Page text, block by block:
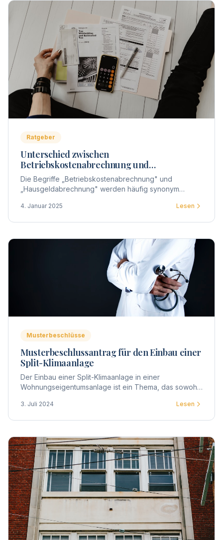
Ratgeber
Unterschied zwischen
Betriebskostenabrechnung und
Hausgeldabrechnung
Die Begriffe „Betriebskostenabrechnung" und
„Hausgeldabrechnung" werden häufig synonym
zwischen beiden.
4. Januar 2025 Lesen
Musterbeschlüsse
Musterbeschlussantrag für den Einbau einer
Split-Klimaanlage
Der Einbau einer Split-Klimaanlage in einer
Wohnungseigentumsanlage ist ein Thema, das sowohl
3. Juli 2024 Lesen